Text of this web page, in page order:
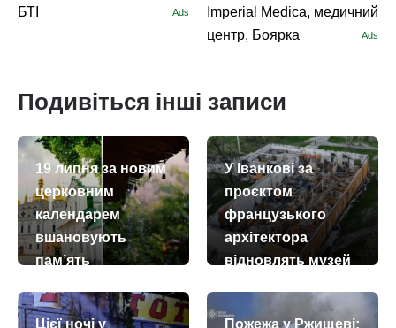
БТІ Ads
Imperial Medica, медичний
центр, Боярка
Ads
Подивіться інші записи
19 липня за новим
церковним
календарем
вшановують
пам’ять
Макрини
У Іванкові за
проєктом
французького
архітектора
відновлять музей
today 27.07.2026 remove_red_eye 357
Цієї ночі у Пожежа у Ржищеві: